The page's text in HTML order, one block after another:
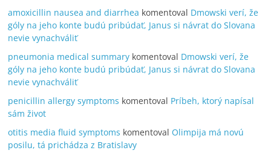
amoxicillin nausea and diarrhea komentoval Dmowski verí, že
góly na jeho konte budú pribúdať, Janus si návrat do Slovana
nevie vynachváliť
pneumonia medical summary komentoval Dmowski verí, že
góly na jeho konte budú pribúdať, Janus si návrat do Slovana
nevie vynachváliť
penicillin allergy symptoms komentoval Príbeh, ktorý napísal
sám život
otitis media fluid symptoms komentoval Olimpija má novú
posilu, tá prichádza z Bratislavy